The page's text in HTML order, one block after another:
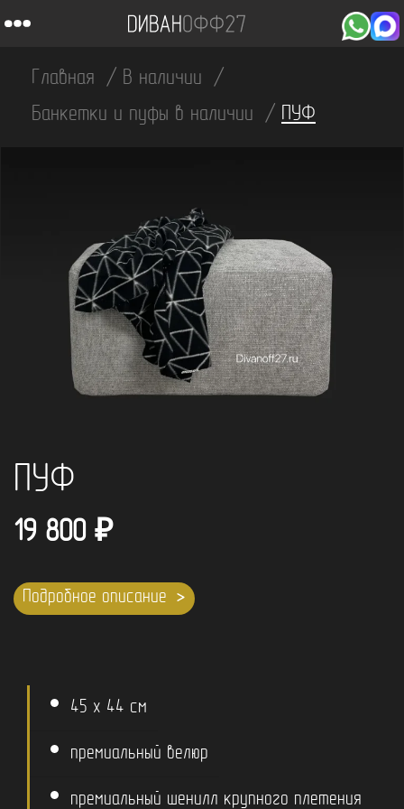
Главная
В наличии
Банкетки и пуфы в наличии
ПУФ
ПУФ
19 800 ₽
Подробное описание
45 x 44 см
премиальный велюр
премиальный шенилл крупного плетения